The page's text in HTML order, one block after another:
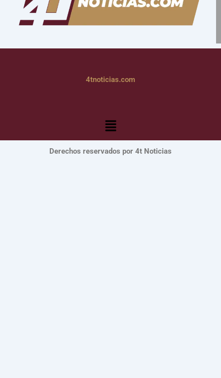
4tnoticias.com
Menú
Derechos reservados por 4t Noticias